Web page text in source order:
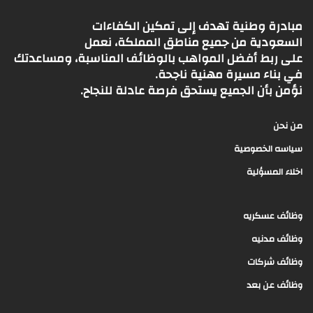
مبادرة وطنية تهدف إلى تمكين الكفاءات
السعودية من جميع مناطق المملكة، نعمل
على ربط أفضل المواهب بالوظائف المناسبة، ومساعدتك
في بناء مسيرة مهنية ناجحة.
نؤمن بأن الجميع يستحق فرصة عادلة للنجاح.
من نحن
سياسه الخصوصية
اخلاء المسؤلية
وظائف عسكريه
وظائف مدنيه
وظائف شركات
وظائف عن بعد